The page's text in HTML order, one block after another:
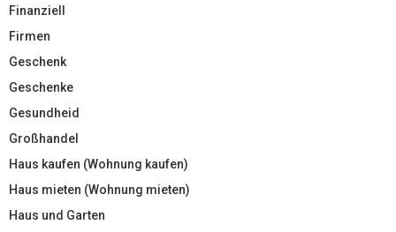
Finanziell
Firmen
Geschenk
Geschenke
Gesundheid
Großhandel
Haus kaufen (Wohnung kaufen)
Haus mieten (Wohnung mieten)
Haus und Garten